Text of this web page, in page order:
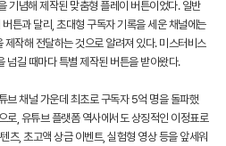
기념해 제작된 맞춤형 플레이 버튼이었다. 일반
튼과 달리, 초대형 구독자 기록을 세운 채널에는
작해 전달하는 것으로 알려져 있다. 미스터비스
넘길 때마다 특별 제작된 버튼을 받아왔다.
브 채널 가운데 최초로 구독자 5억 명을 돌파했
로, 유튜브 플랫폼 역사에서도 상징적인 이정표로
츠, 초고액 상금 이벤트, 실험형 영상 등을 앞세워